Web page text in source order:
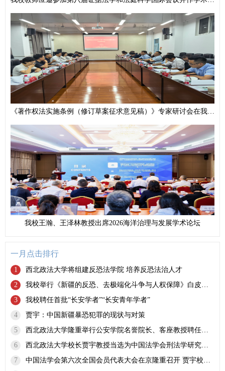
我校王瀚、王泽林教授出席2026海洋治理与发展学术论坛
一月点击排行
1
西北政法大学将组建反恐法学院 培养反恐法治人才
2
我校举行《新疆的反恐、去极端化斗争与人权保障》白皮书学习座谈会
3
我校聘任首批“长安学者”“长安青年学者”
4
贾宇：中国新疆暴恐犯罪的现状与对策
5
西北政法大学隆重举行公安学院名誉院长、客座教授聘任仪式
6
西北政法大学校长贾宇教授当选为中国法学会刑法学研究会副会长
7
中国法学会第六次全国会员代表大会在京隆重召开 贾宇校长当选为常务理事、王瀚副校长当选为理事